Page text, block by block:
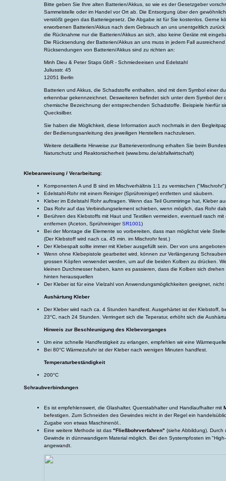
Bitte geben Sie Ihre alten Batterien/Akkus, so wie es der Gesetzgeber
Sammelstelle oder im Handel vor Ort ab. Die Entsorgung über den
verstößt gegen das Batteriegesetz. Die Abgabe ist für Sie kostenlos. Gerne
erworbenen Batterien/Akkus nach dem Gebrauch an uns unentgeltlich
die Rücknahme nur die Batterien/Akkus an sich, also keine Geräte mit
Die Rücksendung der Batterien/Akkus an uns muss in jedem Fall
Rücksendungen von Batterien/Akkus sind zu richten an:
Minh Dieu & Peter Staps GbR - Schmiedeeisen und Edelstahl
Juliusstr. 45
12051 Berlin
Batterien und Akkus, die Schadstoffe enthalten, sind mit dem Symbol einer
erkennbar gekennzeichnet. Desweiteren befindet sich unter dem Symbol der
chemische Bezeichnung der entsprechenden Schadstoffe. Beispiele hierfür
Quecksilber.
Sie haben die Möglichkeit, diese Information auch nochmals in den
der Bedienungsanleitung des jeweiligen Herstellers nachzulesen.
Weitere detaillierte Hinweise zur Batterieverordnung erhalten Sie beim
Naturschutz und Reaktorsicherheit (www.bmu.de/abfallwirtschaft)
Klebeanweisung / Verarbeitung:
Komponenten A und B sind im Mischverhältnis 1:1 zu vermischen
Edelstahl-Rohr mit einem Reiniger (Sprühreiniger) entfetten und säubern.
Kleber im Edelstahl Rohr auftragen. Wenn das Teil Gummiringe hat, Kleber
Das Rohr auf das Verbindungselement schieben, wenn möglich, das Rohr
Berühren des Klebstoffs mit Haut und Textilien vermeiden, eventuell rasch
entfernen (Aceton, SprühreinigerSR1001)
Bei der Montage die Elemente so vorbereiten, dass man möglichst viele
(Der Klebstoff wird nach ca. 45 min. im Mischrohr fest.)
Der Klebespalt sollte immer mit Kleber ausgefüllt sein. Der von uns
Wenn ohne Klebepistole gearbeitet wird, können zur Verlängerung
grossen Köpfen verwendet werden, um auf die beiden Kolben zu drücken.
kleinen Durchmesser haben, kann es passieren, dass die Kolben sich
hinten herausquellen
Der Kleber ist für eine Vielzahl von Anwendungsmöglichkeiten geeignet,
Aushärtung Kleber
Der Kleber wird nach ca. 4 Stunden handfest. Ausgehärtet ist der Klebstoff,
23°C, nach 24 Stunden. Verringert sich die Teperatur, erhöht sich die
Hinweis zur Beschleunigung des Klebevorganges
Um eine schnelle Handfestigkeit zu erlangen, empfehlen wir eine
Bei 80°C Wärmezufuhr ist der Kleber nach wenigen Minuten handfest.
Temperaturbeständigkeit
200°C
Schraubverbindungen
Es ist empfehlenswert, die Glashalter, Querstabhalter und Handlaufhalter mit
befestigen. Zum Schneiden des Gewindes reicht in der Regel ein
Zugabe von etwas Maschinenöl..
Eine weitere Methode ist das "Fließbohrverfahren" (siehe Abbildung).
Gewinde in dünnwandigem Material möglich. Bei den Systempfosten im
angewandt.